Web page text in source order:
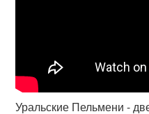
Уральские Пельмени -